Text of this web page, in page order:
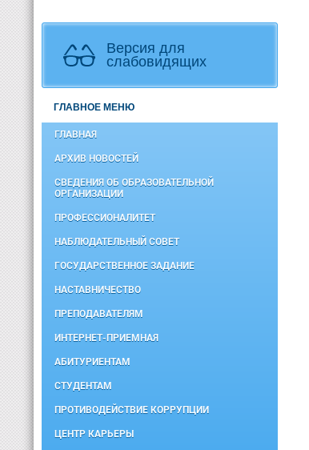
Версия для
слабовидящих
ГЛАВНОЕ МЕНЮ
ГЛАВНАЯ
АРХИВ НОВОСТЕЙ
СВЕДЕНИЯ ОБ ОБРАЗОВАТЕЛЬНОЙ
ОРГАНИЗАЦИИ
ПРОФЕССИОНАЛИТЕТ
НАБЛЮДАТЕЛЬНЫЙ СОВЕТ
ГОСУДАРСТВЕННОЕ ЗАДАНИЕ
НАСТАВНИЧЕСТВО
ПРЕПОДАВАТЕЛЯМ
ИНТЕРНЕТ-ПРИЕМНАЯ
АБИТУРИЕНТАМ
СТУДЕНТАМ
ПРОТИВОДЕЙСТВИЕ КОРРУПЦИИ
ЦЕНТР КАРЬЕРЫ